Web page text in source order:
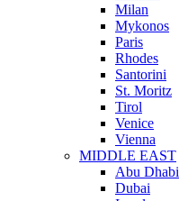
Milan
Mykonos
Paris
Rhodes
Santorini
St. Moritz
Tirol
Venice
Vienna
MIDDLE EAST
Abu Dhabi
Dubai